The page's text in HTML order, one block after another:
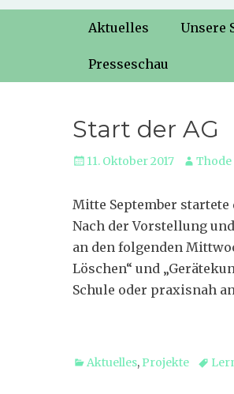
Hauptmenü
Weiter
Inhalt
Aktuelles Unsere
Presseschau
Start der AG
Veröffentlicht
11. Oktober 2017 Autor
Thode
Mitte September
Nach der Vorstellung
an den folgenden
Löschen“ und
Schule oder praxisnah
Kategorien
Aktuelles, Projekte Tags